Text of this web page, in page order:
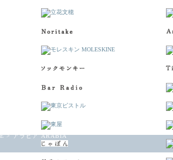
>アラビア ARABIA